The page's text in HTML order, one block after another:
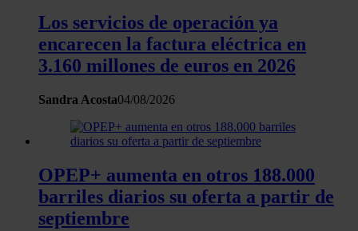
el contenido y los anuncios, ofrecer funciones de redes
sociales y analizar el tráfico. Además, compartimos
información sobre el uso que haga del sitio web con
web, quienes pueden combinarla con otra información
que les haya proporcionado o que hayan recopilado a
partir del uso que haya hecho de sus servicios.
Los servicios de operación ya
encarecen la factura eléctrica en
3.160 millones de euros en 2026
Sandra Acosta04/08/2026
OPEP+ aumenta en otros 188.000
barriles diarios su oferta a partir de
septiembre